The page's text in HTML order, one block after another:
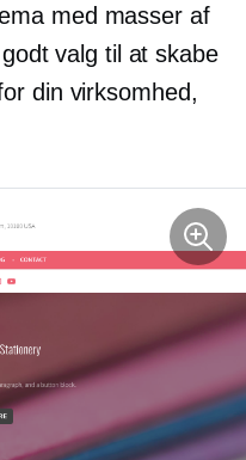
med masser af
valg til at skabe
din virksomhed,